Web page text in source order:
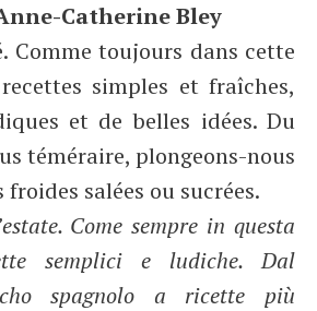
Catherine Bley
Comme toujours dans cette
simples et fraîches,
et de belles idées. Du
téméraire, plongeons-nous
froides salées ou sucrées.
Come sempre in questa
semplici e ludiche. Dal
spagnolo a ricette più